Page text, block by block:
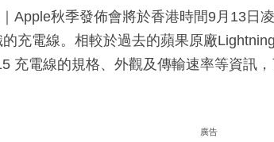
Apple秋季發佈會將於香港時間9月13日
充電線。相較於過去的蘋果原廠
充電線的規格、外觀及傳輸速率等資訊
廣告